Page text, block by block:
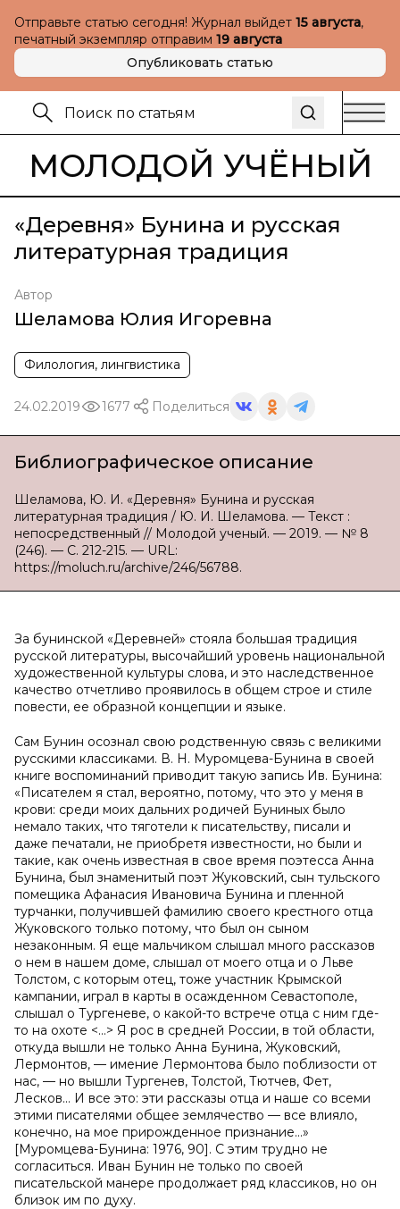
Отправьте статью сегодня! Журнал выйдет 15 августа,
печатный экземпляр отправим 19 августа
Опубликовать статью
МОЛОДОЙ УЧЁНЫЙ
«Деревня» Бунина и русская
литературная традиция
Автор
Шеламова Юлия Игоревна
Филология, лингвистика
24.02.2019 1677 Поделиться
Библиографическое описание
Шеламова, Ю. И. «Деревня» Бунина и русская
литературная традиция / Ю. И. Шеламова. — Текст :
непосредственный // Молодой ученый. — 2019. — № 8
(246). — С. 212-215. — URL:
https://moluch.ru/archive/246/56788.
За бунинской «Деревней» стояла большая традиция
русской литературы, высочайший уровень национальной
художественной культуры слова, и это наследственное
качество отчетливо проявилось в общем строе и стиле
повести, ее образной концепции и языке.
Сам Бунин осознал свою родственную связь с великими
русскими классиками. В. Н. Муромцева-Бунина в своей
книге воспоминаний приводит такую запись Ив. Бунина:
«Писателем я стал, вероятно, потому, что это у меня в
крови: среди моих дальних родичей Буниных было
немало таких, что тяготели к писательству, писали и
даже печатали, не приобретя известности, но были и
такие, как очень известная в свое время поэтесса Анна
Бунина, был знаменитый поэт Жуковский, сын тульского
помещика Афанасия Ивановича Бунина и пленной
турчанки, получившей фамилию своего крестного отца
Жуковского только потому, что был он сыном
незаконным. Я еще мальчиком слышал много рассказов
о нем в нашем доме, слышал от моего отца и о Льве
Толстом, с которым отец, тоже участник Крымской
кампании, играл в карты в осажденном Севастополе,
слышал о Тургеневе, о какой-то встрече отца с ним где-
то на охоте <…> Я рос в средней России, в той области,
откуда вышли не только Анна Бунина, Жуковский,
Лермонтов, — имение Лермонтова было поблизости от
нас, — но вышли Тургенев, Толстой, Тютчев, Фет,
Лесков… И все это: эти рассказы отца и наше со всеми
этими писателями общее землячество — все влияло,
конечно, на мое прирожденное признание…»
[Муромцева-Бунина: 1976, 90]. С этим трудно не
согласиться. Иван Бунин не только по своей
писательской манере продолжает ряд классиков, но он
близок им по духу.